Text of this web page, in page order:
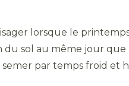
lorsque le
sol au même jour que
par temps froid et